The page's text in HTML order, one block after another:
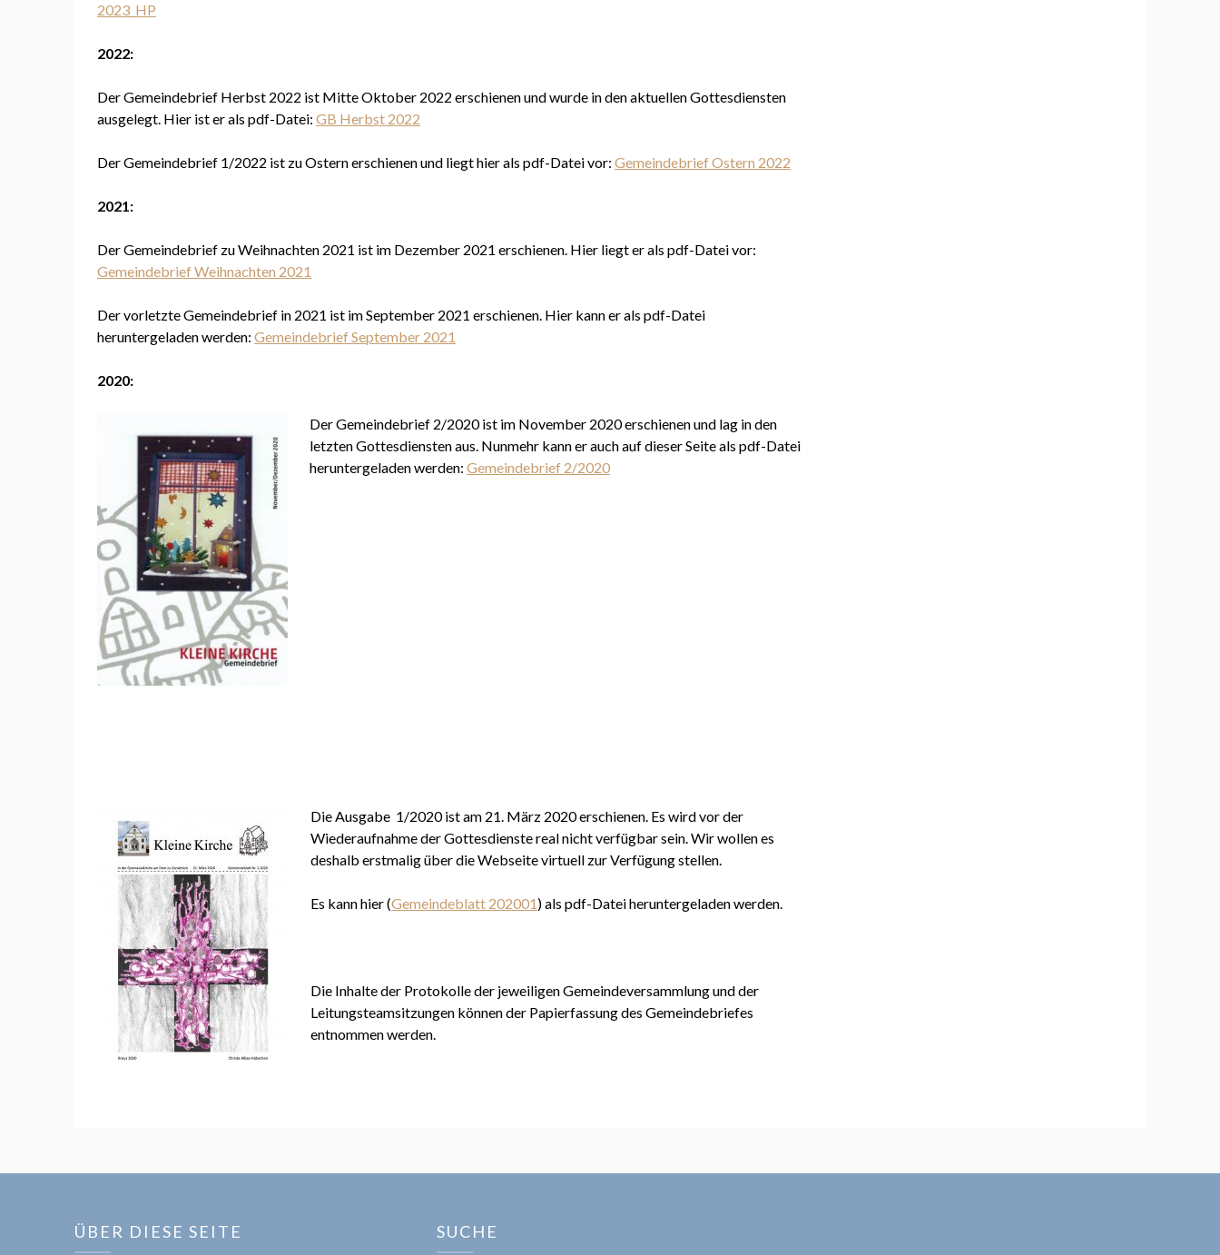
2023_HP
2022:
Der Gemeindebrief Herbst 2022 ist Mitte Oktober 2022 erschienen und wurde in den aktuellen Gottesdiensten
ausgelegt. Hier ist er als pdf-Datei: GB Herbst 2022
Der Gemeindebrief 1/2022 ist zu Ostern erschienen und liegt hier als pdf-Datei vor: Gemeindebrief Ostern 2022
2021:
Der Gemeindebrief zu Weihnachten 2021 ist im Dezember 2021 erschienen. Hier liegt er als pdf-Datei vor:
Gemeindebrief Weihnachten 2021
Der vorletzte Gemeindebrief in 2021 ist im September 2021 erschienen. Hier kann er als pdf-Datei
heruntergeladen werden: Gemeindebrief September 2021
2020:
Der Gemeindebrief 2/2020 ist im November 2020 erschienen und lag in den
letzten Gottesdiensten aus. Nunmehr kann er auch auf dieser Seite als pdf-Datei
heruntergeladen werden: Gemeindebrief 2/2020
Die Ausgabe 1/2020 ist am 21. März 2020 erschienen. Es wird vor der
Wiederaufnahme der Gottesdienste real nicht verfügbar sein. Wir wollen es
deshalb erstmalig über die Webseite virtuell zur Verfügung stellen.
Es kann hier (Gemeindeblatt 202001) als pdf-Datei heruntergeladen werden.
Die Inhalte der Protokolle der jeweiligen Gemeindeversammlung und der
Leitungsteamsitzungen können der Papierfassung des Gemeindebriefes
entnommen werden.
ÜBER DIESE SEITE SUCHE